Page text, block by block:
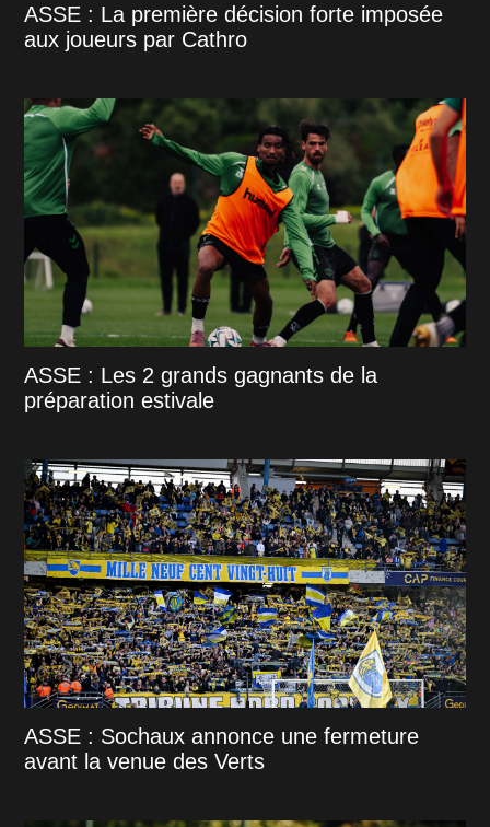
ASSE : La première décision forte imposée
aux joueurs par Cathro
ASSE : Les 2 grands gagnants de la
préparation estivale
ASSE : Sochaux annonce une fermeture
avant la venue des Verts